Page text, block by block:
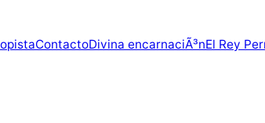
ContactoDivina encarnaciÃ³nEl Rey